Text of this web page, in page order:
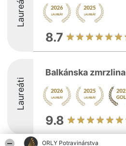
ORLY Potravinárstva
Laureáti
8.7
Laureáti
Balkánska zmrzlina
9.8